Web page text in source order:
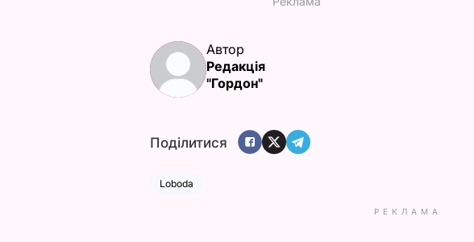
Автор
Редакція
"Гордон"
Поділитися
Loboda
РЕКЛАМА